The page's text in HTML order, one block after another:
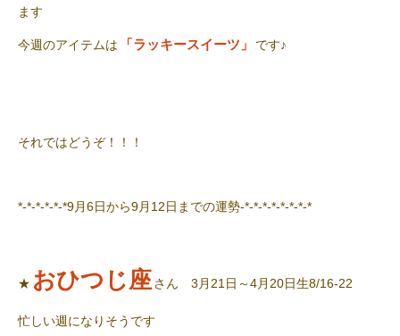
ます
今週のアイテムは 「ラッキースイーツ」 です♪
それではどうぞ！！！
*-*-*-*-*-*9月6日から9月12日までの運勢-*-*-*-*-*-*-*-*
★ おひつじ座さん 3月21日～4月20日生8/16-22
忙しい週になりそうです